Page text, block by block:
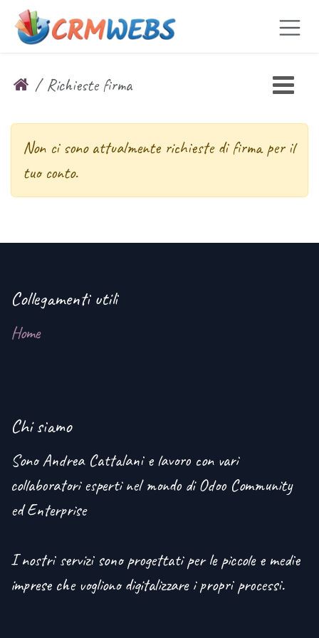
Passa al contenuto
Richieste firma
Non ci sono attualmente richieste di firma per il
tuo conto.
Collegamenti utili
Home
Chi siamo
Sono Andrea Cattalani e lavoro con vari
collaboratori esperti nel mondo di Odoo Community
ed Enterprise
I nostri servizi sono progettati per le piccole e medie
imprese che vogliono digitalizzare i propri processi.